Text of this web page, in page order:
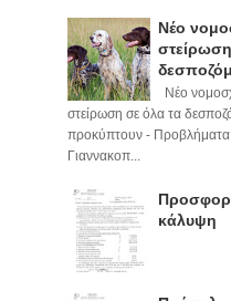
Νέο
Νέο
στείρωση σε όλα τα
προκύπτουν -
Γιαννακοπ...
κάλυψη